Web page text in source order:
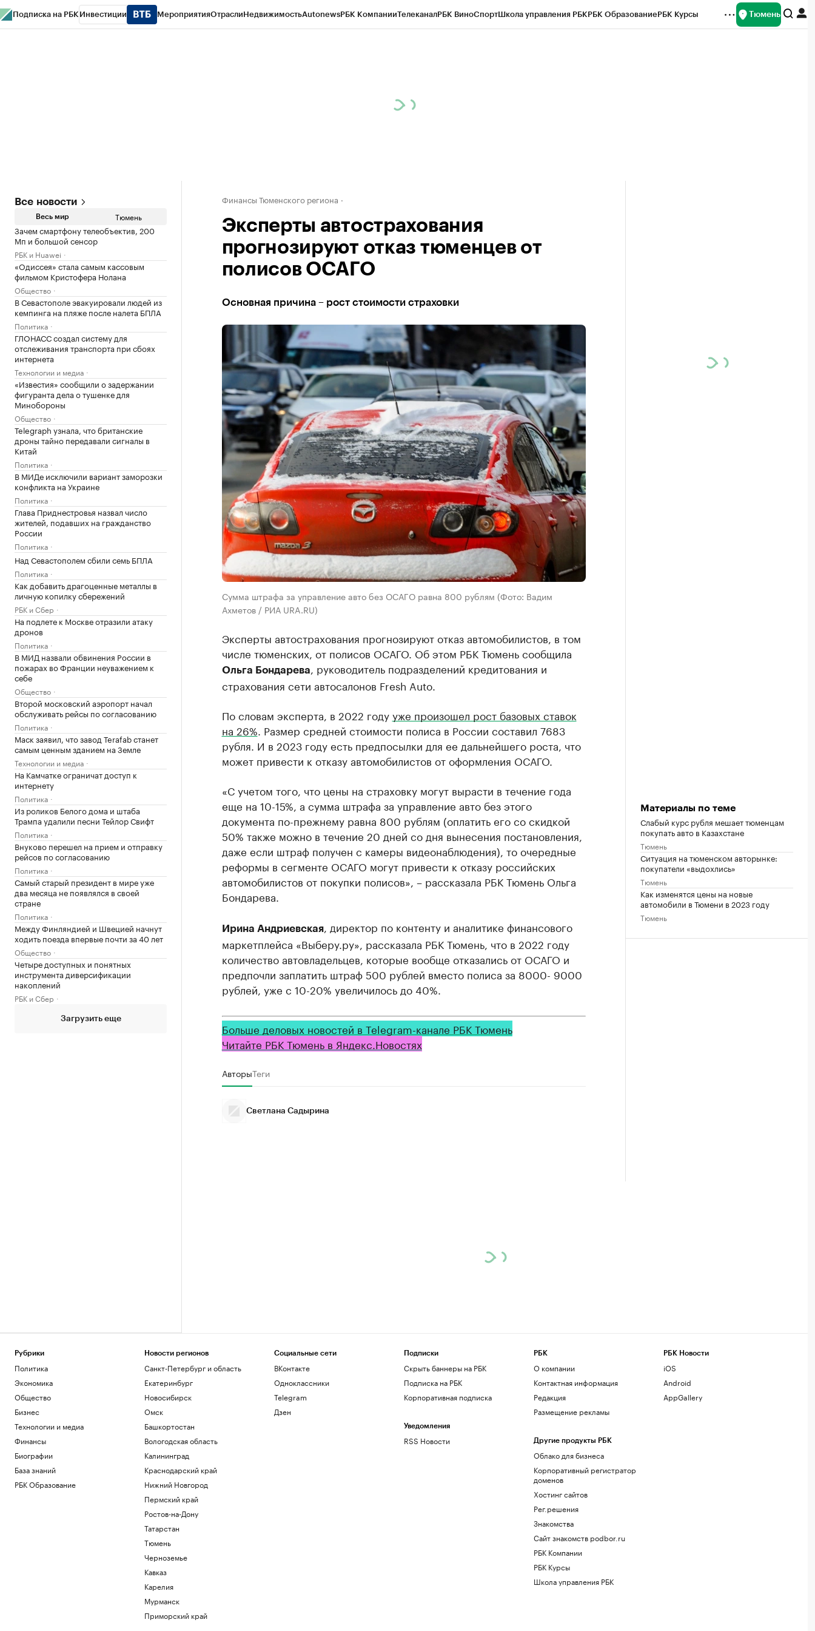
Подписка на РБК Инвестиции МероприятияОтраслиНедвижимостьAutonewsРБК КомпанииТелеканалРБК ВиноСпортШкола управления РБКРБК ОбразованиеРБК Курсы Тюмень
Все новости
Весь мир Тюмень
Зачем смартфону телеобъектив, 200
Мп и большой сенсор
РБК и Huawei
«Одиссея» стала самым кассовым
фильмом Кристофера Нолана
Общество
В Севастополе эвакуировали людей из
кемпинга на пляже после налета БПЛА
Политика
ГЛОНАСС создал систему для
отслеживания транспорта при сбоях
интернета
Технологии и медиа
«Известия» сообщили о задержании
фигуранта дела о тушенке для
Минобороны
Общество
Telegraph узнала, что британские
дроны тайно передавали сигналы в
Китай
Политика
В МИДе исключили вариант заморозки
конфликта на Украине
Политика
Глава Приднестровья назвал число
жителей, подавших на гражданство
России
Политика
Над Севастополем сбили семь БПЛА
Политика
Как добавить драгоценные металлы в
личную копилку сбережений
РБК и Сбер
На подлете к Москве отразили атаку
дронов
Политика
В МИД назвали обвинения России в
пожарах во Франции неуважением к
себе
Общество
Второй московский аэропорт начал
обслуживать рейсы по согласованию
Политика
Маск заявил, что завод Terafab станет
самым ценным зданием на Земле
Технологии и медиа
На Камчатке ограничат доступ к
интернету
Политика
Из роликов Белого дома и штаба
Трампа удалили песни Тейлор Свифт
Политика
Внуково перешел на прием и отправку
рейсов по согласованию
Политика
Самый старый президент в мире уже
два месяца не появлялся в своей
стране
Политика
Между Финляндией и Швецией начнут
ходить поезда впервые почти за 40 лет
Общество
Четыре доступных и понятных
инструмента диверсификации
накоплений
РБК и Сбер
Загрузить еще
Финансы Тюменского региона
Эксперты автострахования
прогнозируют отказ тюменцев от
полисов ОСАГО
Основная причина – рост стоимости страховки
Сумма штрафа за управление авто без ОСАГО равна 800 рублям (Фото: Вадим
Ахметов / РИА URA.RU)
Эксперты автострахования прогнозируют отказ автомобилистов, в том
числе тюменских, от полисов ОСАГО. Об этом РБК Тюмень сообщила
Ольга Бондарева
, руководитель подразделений кредитования и
страхования сети автосалонов Fresh Auto.
По словам эксперта, в 2022 годууже произошел рост базовых ставок
на 26% . Размер средней стоимости полиса в России составил 7683
рубля. И в 2023 году есть предпосылки для ее дальнейшего роста, что
может привести к отказу автомобилистов от оформления ОСАГО.
«С учетом того, что цены на страховку могут вырасти в течение года
еще на 10-15%, а сумма штрафа за управление авто без этого
документа по-прежнему равна 800 рублям (оплатить его со скидкой
50% также можно в течение 20 дней со дня вынесения постановления,
даже если штраф получен с камеры видеонаблюдения), то очередные
реформы в сегменте ОСАГО могут привести к отказу российских
автомобилистов от покупки полисов», – рассказала РБК Тюмень Ольга
Бондарева.
Ирина Андриевская, директор по контенту и аналитике финансового
маркетплейса «Выберу.ру», рассказала РБК Тюмень, что в 2022 году
количество автовладельцев, которые вообще отказались от ОСАГО и
предпочли заплатить штраф 500 рублей вместо полиса за 8000- 9000
рублей, уже с 10-20% увеличилось до 40%.
Больше деловых новостей в Telegram-канале РБК Тюмень
Читайте РБК Тюмень в Яндекс.Новостях
АвторыТеги
Светлана Садырина
Материалы по теме
Слабый курс рубля мешает тюменцам
покупать авто в Казахстане
Тюмень
Ситуация на тюменском авторынке:
покупатели «выдохлись»
Тюмень
Как изменятся цены на новые
автомобили в Тюмени в 2023 году
Тюмень
Рубрики
Политика
Экономика
Общество
Бизнес
Технологии и медиа
Финансы
Биографии
База знаний
РБК Образование
Новости регионов
Санкт-Петербург и область
Екатеринбург
Новосибирск
Омск
Башкортостан
Вологодская область
Калининград
Краснодарский край
Нижний Новгород
Пермский край
Ростов-на-Дону
Татарстан
Тюмень
Черноземье
Кавказ
Карелия
Мурманск
Приморский край
Социальные сети
ВКонтакте
Одноклассники
Telegram
Дзен
Подписки
Скрыть баннеры на РБК
Подписка на РБК
Корпоративная подписка
Уведомления
RSS Новости
РБК
О компании
Контактная информация
Редакция
Размещение рекламы
Другие продукты РБК
Облако для бизнеса
Корпоративный регистратор
доменов
Хостинг сайтов
Рег.решения
Знакомства
Сайт знакомств podbor.ru
РБК Компании
РБК Курсы
Школа управления РБК
РБК Новости
iOS
Android
AppGallery